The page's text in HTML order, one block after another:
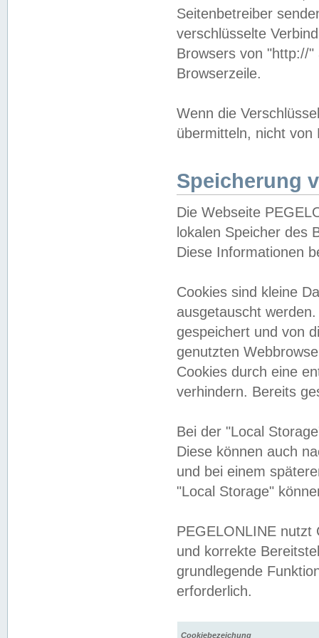
Seitenbetreiber
verschlüsselte
Browsers von "http://
Browserzeile.
Wenn die
übermitteln, nicht von
Speicherung
Die Webseite
lokalen Speicher des
Diese Informationen
Cookies sind kleine
ausgetauscht
gespeichert und von
genutzten
Cookies durch eine
verhindern. Bereits
Bei der "Local
Diese können auch
und bei einem
"Local Storage"
PEGELONLINE nutzt
und korrekte
grundlegende
erforderlich.
Cookiebezeichung